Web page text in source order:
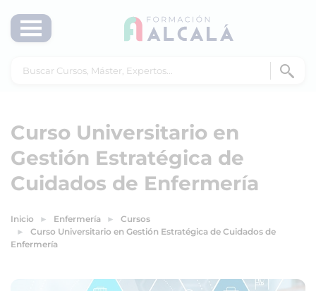
Curso Universitario en
Gestión Estratégica de
Cuidados de Enfermería
Inicio Enfermería
Cursos
Curso Universitario en Gestión Estratégica de Cuidados de
Enfermería